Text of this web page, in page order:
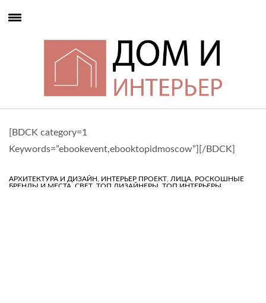
[BDCK category=1
Keywords=”ebookevent,ebooktopidmoscow”][/BDCK]
АРХИТЕКТУРА И ДИЗАЙН, ИНТЕРЬЕР ПРОЕКТ, ЛИЦА, РОСКОШНЫЕ
БРЕНДЫ И МЕСТА СВЕТ ТОП ДИЗАЙНЕРЫ ТОП ИНТЕРЬЕРЫ